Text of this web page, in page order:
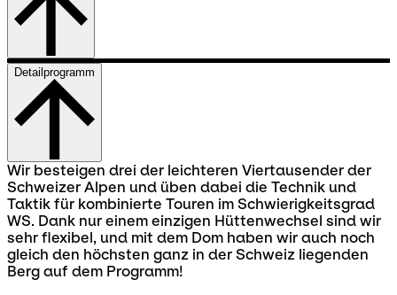
Detailprogramm
Wir besteigen drei der leichteren Viertausender der
Schweizer Alpen und üben dabei die Technik und
Taktik für kombinierte Touren im Schwierigkeitsgrad
WS. Dank nur einem einzigen Hüttenwechsel sind wir
sehr flexibel, und mit dem Dom haben wir auch noch
gleich den höchsten ganz in der Schweiz liegenden
Berg auf dem Programm!